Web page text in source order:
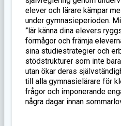
elever och lärare kämpar
under gymnasieperioden.
”lär känna dina elevers
förmågor och främja
sina studiestrategier och
stödstrukturer som inte
utan ökar deras
till alla gymnasielärare för
frågor och imponerande
några dagar innan